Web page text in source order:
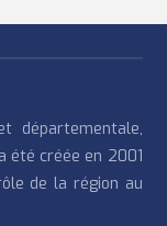
départementale,
été créée en 2001
de la région au